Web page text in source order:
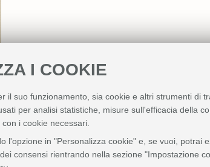
I COOKIE
il suo funzionamento, sia cookie e altri strumenti di
per analisi statistiche, misure sull'efficacia della
i cookie necessari.
l'opzione in "Personalizza cookie" e, se vuoi, potrai
consensi rientrando nella sezione "Impostazione